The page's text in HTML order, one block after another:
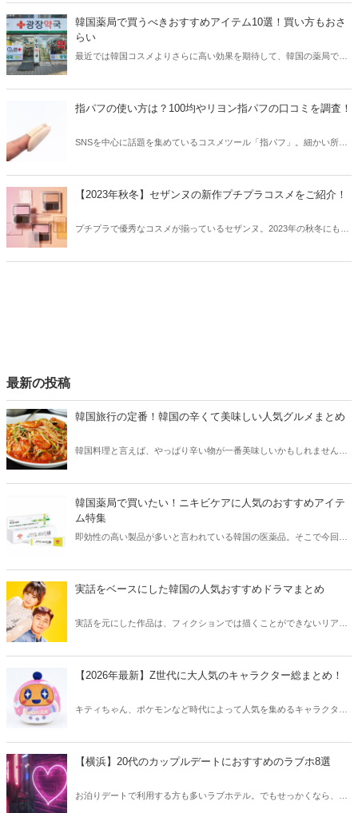
てみましょう。
韓国薬局で買うべきおすすめアイテム10選！買い方もおさ
らい
最近では韓国コスメよりさらに高い効果を期待して、韓国の薬局で医
ましょう。
指パフの使い方は？100均やリヨン指パフの口コミを調査！
SNSを中心に話題を集めているコスメツール「指パフ」。細かい所に
口コミをご紹介します。
【2023年秋冬】セザンヌの新作プチプラコスメをご紹介！
プチプラで優秀なコスメが揃っているセザンヌ。2023年の秋冬にも、
最新の投稿
韓国旅行の定番！韓国の辛くて美味しい人気グルメまとめ
韓国料理と言えば、やっぱり辛い物が一番美味しいかもしれません。
方も必見です。
韓国薬局で買いたい！ニキビケアに人気のおすすめアイテ
ム特集
即効性の高い製品が多いと言われている韓国の医薬品。そこで今回は
う。
実話をベースにした韓国の人気おすすめドラマまとめ
実話を元にした作品は、フィクションでは描くことができないリアル
【2026年最新】Z世代に大人気のキャラクター総まとめ！
キティちゃん、ポケモンなど時代によって人気を集めるキャラクター
クしてみましょう。
【横浜】20代のカップルデートにおすすめのラブホ8選
お泊りデートで利用する方も多いラブホテル。でもせっかくなら、キ